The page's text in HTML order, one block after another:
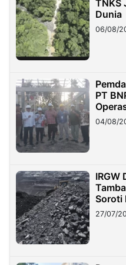
TNKS
Dunia
06/08/
PT
04/08/
IRGW
Soroti
27/07/